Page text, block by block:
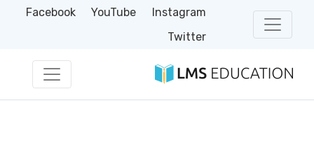
Instagram
YouTube
Facebook
Twitter